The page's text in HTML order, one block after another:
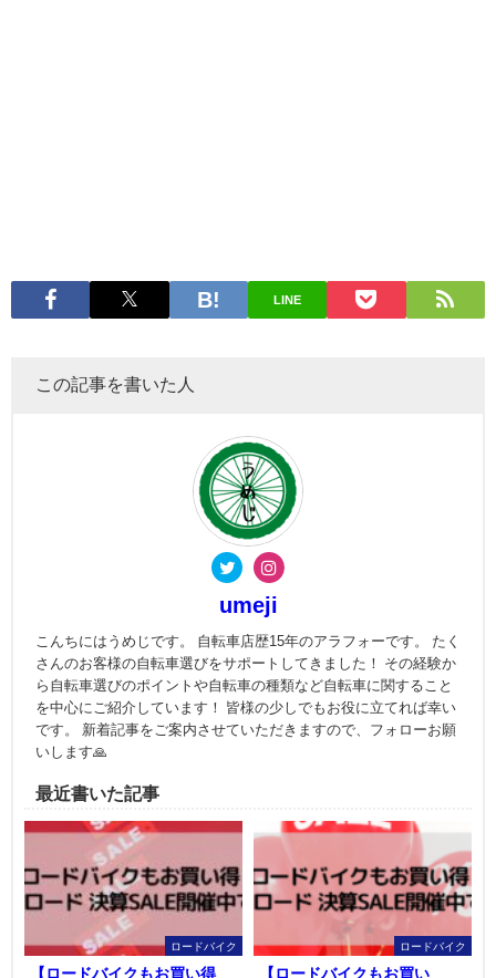
LINE
この記事を書いた人
umeji
こんちにはうめじです。 自転車店歴15年のアラフォーです。 たく
さんのお客様の自転車選びをサポートしてきました！ その経験か
ら自転車選びのポイントや自転車の種類など自転車に関すること
を中心にご紹介しています！ 皆様の少しでもお役に立てれば幸い
です。 新着記事をご案内させていただきますので、フォローお願
いします🙏
最近書いた記事
ロードバイク
【ロードバイクもお買い得
ロードバイク
【ロードバイクもお買い